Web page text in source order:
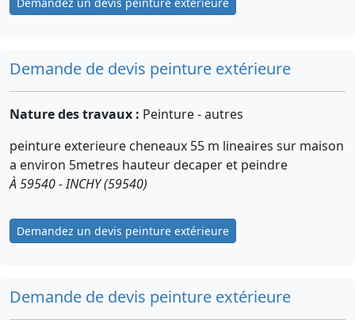
Demande de devis peinture extérieure
Nature des travaux : Peinture - autres
peinture exterieure cheneaux 55 m lineaires sur maison
a environ 5metres hauteur decaper et peindre
À 59540 - INCHY (59540)
Demandez un devis peinture extérieure
Demande de devis peinture extérieure